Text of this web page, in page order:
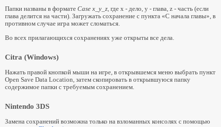
Папки названы в формате Case x_y_z, где x - дело, y - глава, z - часть (если
глава делится на части). Загружать сохранение с пункта «С начала главы», в
противном случае игра может сломаться.
Во всех прилагающихся сохранениях уже открыты все дела.
Citra (Windows)
Нажать правой кнопкой мыши на игре, в открывшемся меню выбрать пункт
Open Save Data Location, затем скопировать в открывшуюся папку
содержимое папки с требуемым сохранением.
Nintendo 3DS
Замена сохранений возможна только на взломанных консолях с помощью